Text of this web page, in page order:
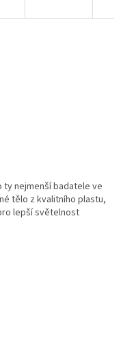
ty nejmenší badatele ve
tělo z kvalitního plastu,
lepší světelnost